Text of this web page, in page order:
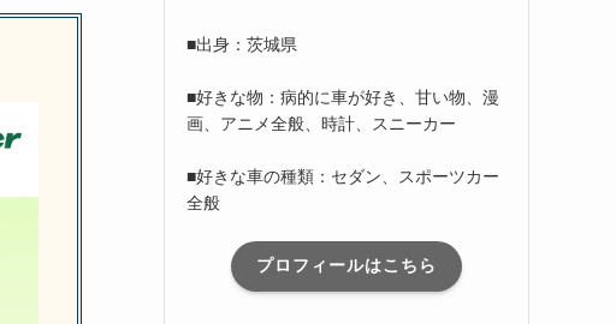
■出身：茨城県
■好きな物：病的に車が好き、甘い物、漫
画、アニメ全般、時計、スニーカー
■好きな車の種類：セダン、スポーツカー
全般
プロフィールはこちら